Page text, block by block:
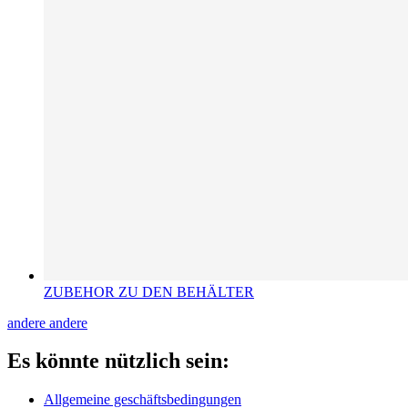
ZUBEHOR ZU DEN BEHÄLTER
andere andere
Es könnte nützlich sein:
Allgemeine geschäftsbedingungen